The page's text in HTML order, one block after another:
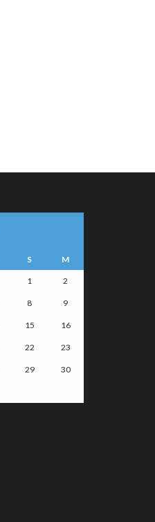
S M
1 2
8 9
15 16
22 23
29 30